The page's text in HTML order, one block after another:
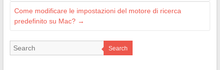
Come modificare le impostazioni del motore di ricerca
predefinito su Mac? →
Search